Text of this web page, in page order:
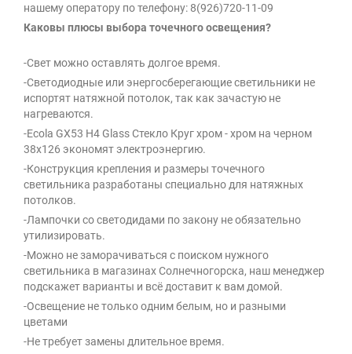
нашему оператору по телефону: 8(926)720-11-09
Каковы плюсы выбора точечного освещения?
-Свет можно оставлять долгое время.
-Светодиодные или энергосберегающие светильники не
испортят натяжной потолок, так как зачастую не
нагреваются.
-Ecola GX53 H4 Glass Стекло Круг хром - хром на черном
38x126 экономят электроэнергию.
-Конструкция крепления и размеры точечного
светильника разработаны специально для натяжных
потолков.
-Лампочки со светодидами по закону не обязательно
утилизировать.
-Можно не заморачиваться с поиском нужного
светильника в магазинах Солнечногорска, наш менеджер
подскажет варианты и всё доставит к вам домой.
-Освещение не только одним белым, но и разными
цветами
-Не требует замены длительное время.